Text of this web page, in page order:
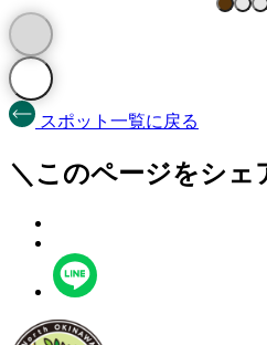
スポット一覧に戻る
＼このページをシェ